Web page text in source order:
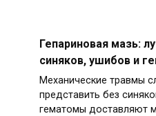
Гепариновая мазь:
синяков, ушибов и
Механические травмы
представить без
гематомы доставляют